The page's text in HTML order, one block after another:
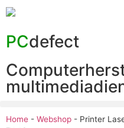
PCdefect
Home - Webshop - Printer